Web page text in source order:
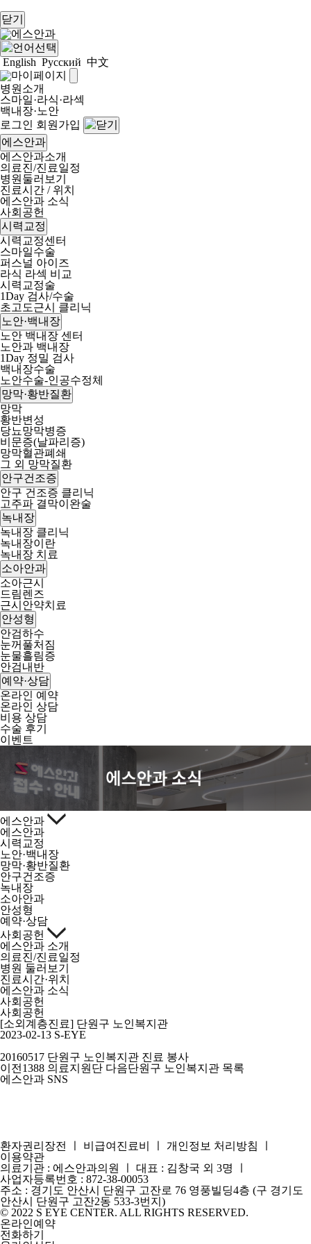
닫기
English Русский 中文
병원소개
스마일·라식·라섹
백내장·노안
로그인 회원가입
에스안과
에스안과소개
의료진/진료일정
병원둘러보기
진료시간 / 위치
에스안과 소식
사회공헌
시력교정
시력교정센터
스마일수술
퍼스널 아이즈
라식 라섹 비교
시력교정술
1Day 검사/수술
초고도근시 클리닉
노안·백내장
노안 백내장 센터
노안과 백내장
1Day 정밀 검사
백내장수술
노안수술-인공수정체
망막·황반질환
망막
황반변성
당뇨망막병증
비문증(날파리증)
망막혈관폐쇄
그 외 망막질환
안구건조증
안구 건조증 클리닉
고주파 결막이완술
녹내장
녹내장 클리닉
녹내장이란
녹내장 치료
소아안과
소아근시
드림렌즈
근시안약치료
안성형
안검하수
눈꺼풀처짐
눈물흘림증
안검내반
예약·상담
온라인 예약
온라인 상담
비용 상담
수술 후기
이벤트
에스안과
에스안과
시력교정
노안·백내장
망막·황반질환
안구건조증
녹내장
소아안과
안성형
예약·상담
사회공헌
에스안과 소개
의료진/진료일정
병원 둘러보기
진료시간·위치
에스안과 소식
사회공헌
사회공헌
[소외계층진료] 단원구 노인복지관
2023-02-13 S-EYE
20160517 단원구 노인복지관 진료 봉사
이전 1388 의료지원단 다음단원구 노인복지관 목록
에스안과 SNS
환자권리장전 비급여진료비 개인정보 처리방침
이용약관
의료기관 : 에스안과의원
대표 : 김창국 외 3명
사업자등록번호 : 872-38-00053
주소 : 경기도 안산시 단원구 고잔로 76 영풍빌딩4층 (구 경기도
안산시 단원구 고잔2동 533-3번지)
© 2022 S EYE CENTER. ALL RIGHTS RESERVED.
온라인예약
전화하기